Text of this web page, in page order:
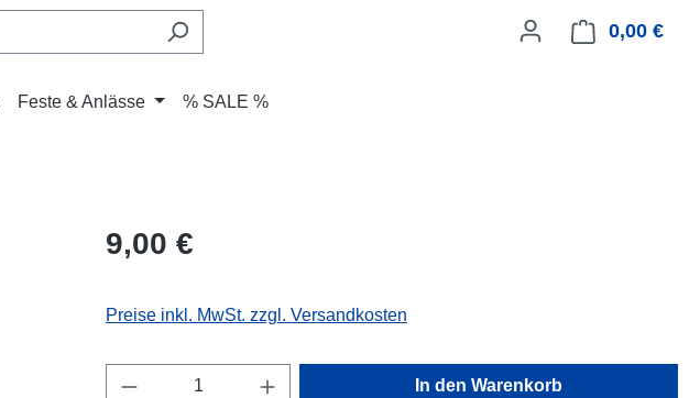
0,00 €
Feste & Anlässe % SALE %
Regulärer Preis:
9,00 €
Preise inkl. MwSt. zzgl. Versandkosten
Produkt Anzahl: Gib den gewünschten Wert ein
In den Warenkorb